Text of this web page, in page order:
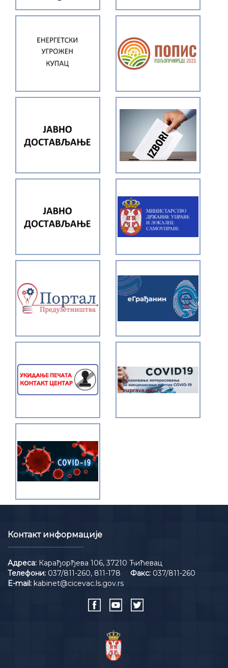
Контакт информације
Адреса: Карађорђева 106, 37210 Ћићевац
Телефони: 037/811-260, 811-178 Факс: 037/811-260
E-mail: kabinet@cicevac.ls.gov.rs